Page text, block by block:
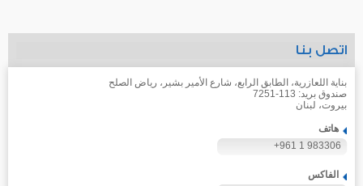
اتصل بنا
بناية اللعازرية، الطابق الرابع، شارع الأمير بشير، رياض الصلح
صندوق بريد: 113-7251
بيروت، لبنان
هاتف
+961 1 983306
الفاكس